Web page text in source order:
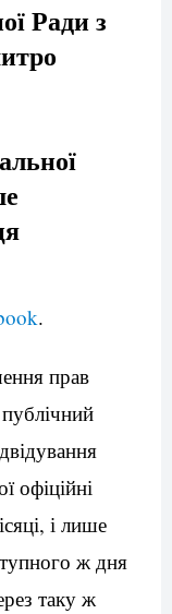
Ради з
.
прав
офіційні
і лише
ж дня
таку ж